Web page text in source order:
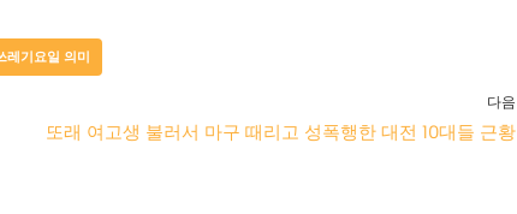
레기요일 의미
다음
또래 여고생 불러서 마구 때리고 성폭행한 대전 10대들 근황